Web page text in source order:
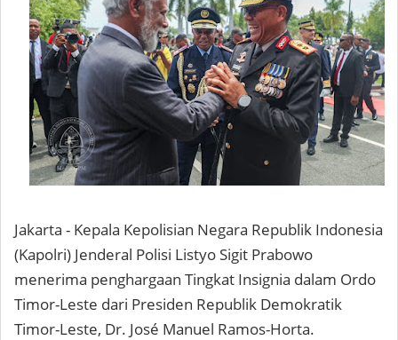
Jakarta - Kepala Kepolisian Negara Republik Indonesia
(Kapolri) Jenderal Polisi Listyo Sigit Prabowo
menerima penghargaan Tingkat Insignia dalam Ordo
Timor-Leste dari Presiden Republik Demokratik
Timor-Leste, Dr. José Manuel Ramos-Horta.